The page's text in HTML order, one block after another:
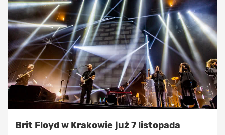
Brit Floyd w Krakowie już 7 listopada